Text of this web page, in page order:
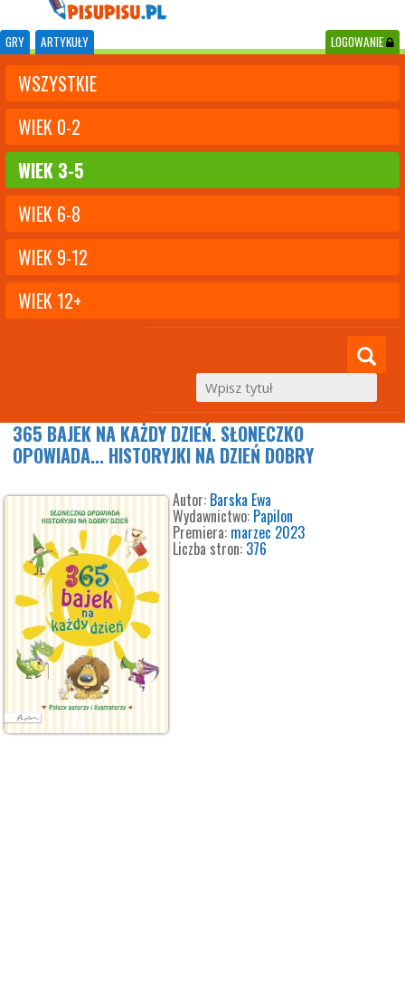
GRY ARTYKUŁY LOGOWANIE
WSZYSTKIE
WIEK 0-2
WIEK 3-5
WIEK 6-8
WIEK 9-12
WIEK 12+
365 BAJEK NA KAŻDY DZIEŃ. SŁONECZKO
OPOWIADA... HISTORYJKI NA DZIEŃ DOBRY
Autor: Barska Ewa
Wydawnictwo: Papilon
Premiera: marzec 2023
Liczba stron: 376